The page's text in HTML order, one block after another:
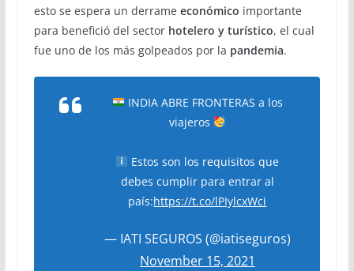
esto se espera un derrame económico importante
para benefició del sector hotelero y turístico, el cual
fue uno de los más golpeados por la pandemia.
INDIA ABRE FRONTERAS a los
viajeros
Estos son los requisitos que
debes cumplir para entrar al
país:https://t.co/lPIylcxWci
— IATI SEGUROS (@iatiseguros)
November 15, 2021